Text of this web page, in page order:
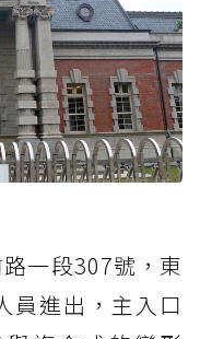
一段307號，東
員進出，主入口